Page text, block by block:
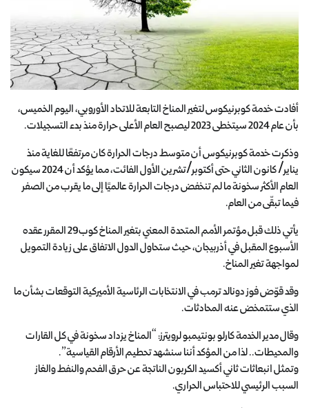
أفادت خدمة كوبرنيكوس لتغير المناخ التابعة للاتحاد الأوروبي، اليوم الخميس،
بأن عام 2024 سيتخطى 2023 ليصبح العام الأعلى حرارة منذ بدء التسجيلات.
وذكرت خدمة كوبرنيكوس أن متوسط درجات الحرارة كان مرتفعًا للغاية منذ
يناير/ كانون الثاني حتى أكتوبر/تشرين الأول الفائت، مما يؤكد أن 2024 سيكون
العام الأكثر سخونة ما لم تنخفض درجات الحرارة عالميًا إلى ما يقرب من الصفر
فيما تبقّى من العام.
يأتي ذلك قبل مؤتمر الأمم المتحدة المعني بتغير المناخ كوب29 المقرر عقده
الأسبوع المقبل في أذربيجان، حيث ستحاول الدول الاتفاق على زيادة التمويل
لمواجهة تغير المناخ.
وقد قوّض فوز دونالد ترمب في الانتخابات الرئاسية الأميركية التوقعات بشأن ما
الذي ستتمخض عنه المحادثات.
وقال مدير الخدمة كارلو بونتيمبو لرويترز: “المناخ يزداد سخونة في كل القارات
والمحيطات.. لذا من المؤكد أننا سنشهد تحطيم الأرقام القياسية”.
وتمثل انبعاثات ثاني أكسيد الكربون الناتجة عن حرق الفحم والنفط والغاز
السبب الرئيسي للاحتباس الحراري.